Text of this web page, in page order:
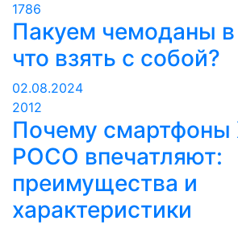
1786
Пакуем чемоданы в
что взять с собой?
02.08.2024
2012
Почему смартфоны
POCO впечатляют:
преимущества и
характеристики